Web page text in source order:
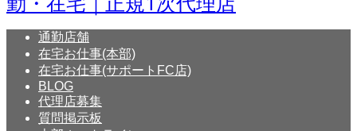
通勤店舗
在宅お仕事(本部)
在宅お仕事(サポートFC店)
BLOG
代理店募集
質問掲示板